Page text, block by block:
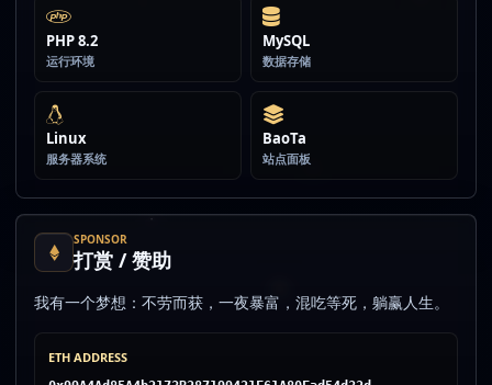
PHP 8.2
运行环境
MySQL
数据存储
Linux
服务器系统
BaoTa
站点面板
SPONSOR
打赏 / 赞助
我有一个梦想：不劳而获，一夜暴富，混吃等死，躺赢人生。
ETH ADDRESS